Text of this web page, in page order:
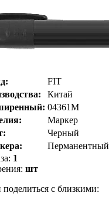
FIT
Китай
04361М
Маркер
Черный
Перманентный
1
шт
с близкими: